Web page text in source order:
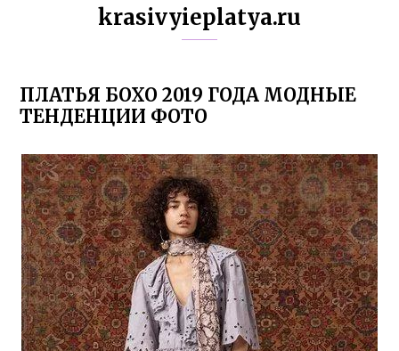
krasivyieplatya.ru
ПЛАТЬЯ БОХО 2019 ГОДА МОДНЫЕ
ТЕНДЕНЦИИ ФОТО